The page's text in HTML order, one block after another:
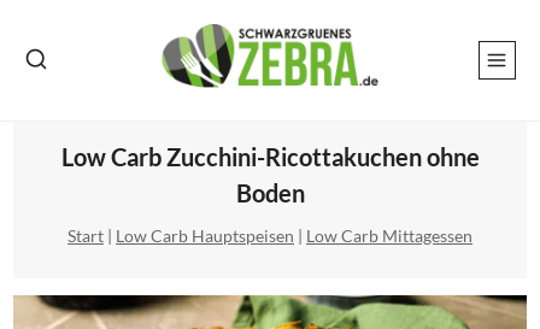
Inhalt
Low Carb Zucchini-Ricottakuchen ohne
Boden
Start | Low Carb Hauptspeisen | Low Carb Mittagessen